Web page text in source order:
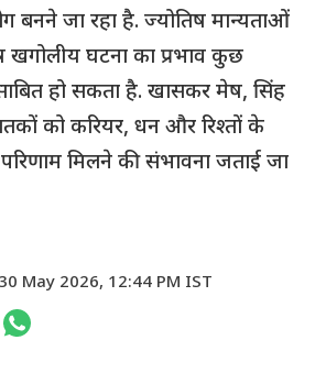
बनने जा रहा है. ज्योतिष मान्यताओं
घटना का प्रभाव कुछ
हो सकता है. खासकर मेष, सिंह
को करियर, धन और रिश्तों के
मिलने की संभावना जताई जा
May 2026, 12:44 PM IST